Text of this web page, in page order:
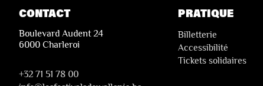
CONTACT
Boulevard Audent 24
6000 Charleroi
+32 71 51 78 00
PRATIQUE
Billetterie
Accessibilité
Tickets solidaires